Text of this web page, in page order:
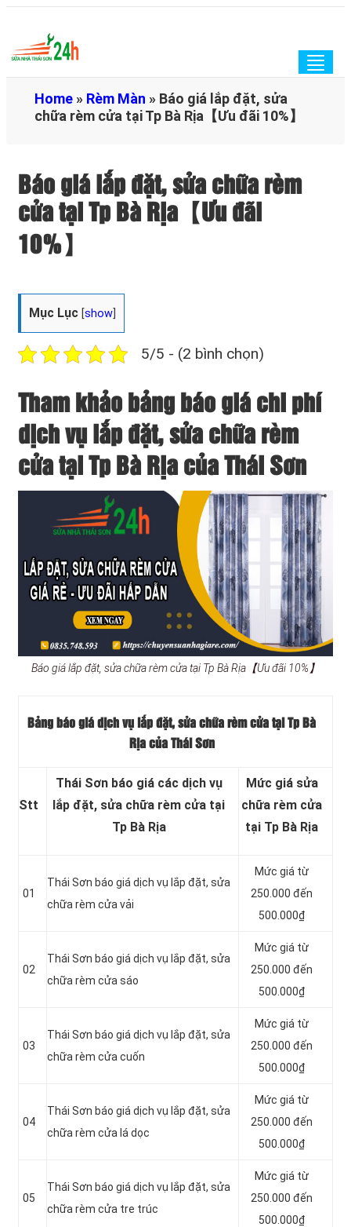
Home » Rèm Màn » Báo giá lắp đặt, sửa
chữa rèm cửa tại Tp Bà Rịa【Ưu đãi 10%】
Báo giá lắp đặt, sửa chữa rèm
cửa tại Tp Bà Rịa【Ưu đãi
10%】
Mục Lục [show
5/5 - (2 bình chọn)
Tham khảo bảng báo giá chi phí
dịch vụ lắp đặt, sửa chữa rèm
cửa tại Tp Bà Rịa của Thái Sơn
Báo giá lắp đặt, sửa chữa rèm cửa tại Tp Bà Rịa【Ưu đãi 10%】
Bảng báo giá dịch vụ lắp đặt, sửa chữa rèm cửa tại Tp Bà
Rịa của Thái Sơn
Stt
Thái Sơn báo giá các dịch vụ
lắp đặt, sửa chữa rèm cửa tại
Tp Bà Rịa
Mức giá sửa
chữa rèm cửa
tại Tp Bà Rịa
01
Thái Sơn báo giá dịch vụ lắp đặt, sửa
chữa rèm cửa vải
Mức giá từ
250.000 đến
500.000₫
02
Thái Sơn báo giá dịch vụ lắp đặt, sửa
chữa rèm cửa sáo
Mức giá từ
250.000 đến
500.000₫
03
Thái Sơn báo giá dịch vụ lắp đặt, sửa
chữa rèm cửa cuốn
Mức giá từ
250.000 đến
500.000₫
04
Thái Sơn báo giá dịch vụ lắp đặt, sửa
chữa rèm cửa lá dọc
Mức giá từ
250.000 đến
500.000₫
05
Thái Sơn báo giá dịch vụ lắp đặt, sửa
chữa rèm cửa tre trúc
Mức giá từ
250.000 đến
500.000₫